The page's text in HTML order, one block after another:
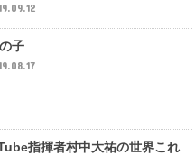
子
指揮者村中大祐の世界これ